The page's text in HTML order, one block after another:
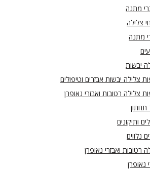
מתנה
צלילה
מתנה
יבשות
צלילה יבשות אבזרים וטיפולים
צלילה רטובות ואבזרי נאופרן
תחתון
ותיקונים
נלווים
רטובות ואבזרי נאופרן
נאופרן